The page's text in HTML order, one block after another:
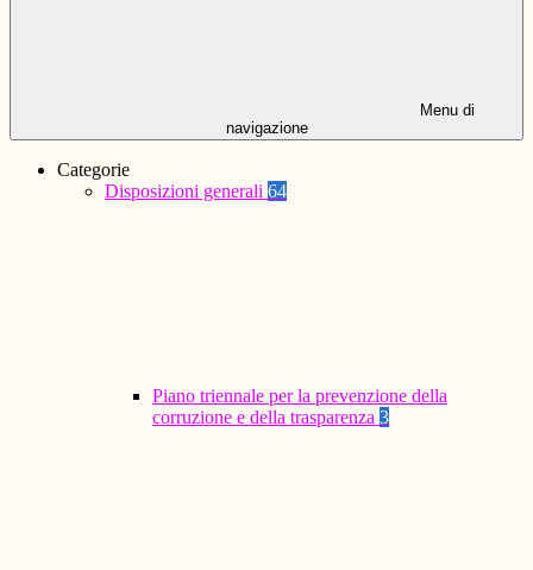
Menu di
navigazione
Categorie
Disposizioni generali 64
Piano triennale per la prevenzione della
corruzione e della trasparenza 3